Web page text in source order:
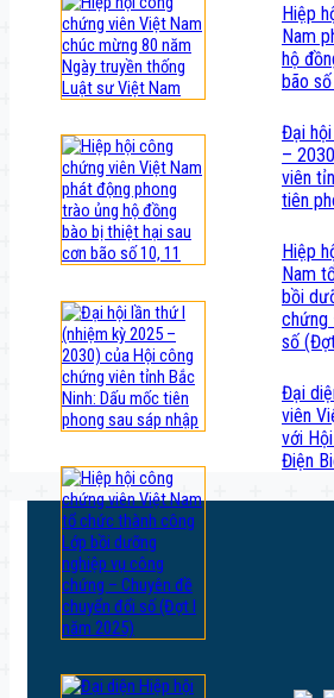
Hiệp
Nam
hộ
bão
Đại
–
viên
tiên
Hiệp
Nam
bồi
chứng
số
Đại
viên
với
Điện